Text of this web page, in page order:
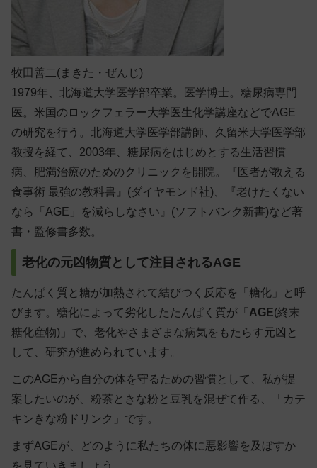
牧田善二(まきた・ぜんじ)
1979年、北海道大学医学部卒業。医学博士。糖尿病専門
医。米国のロックフェラー大学医生化学講座などでAGE
の研究を行う。北海道大学医学部講師、久留米大学医学部
教授を経て、2003年、糖尿病をはじめとする生活習慣
病、肥満治療のためのクリニックを開院。『医者が教える
食事術 最強の教科書』(ダイヤモンド社)、『老けたくない
なら「AGE」を減らしなさい』(ソフトバンク新書)など著
書・監修書多数。
老化の元凶物質として注目されるAGE
たんぱく質と糖が加熱されて結びつく反応を「糖化」と呼
びます。糖化によって劣化したたんぱく質が「 AGE(終末
糖化産物)」で、老化やさまざまな病気をもたらす元凶と
して、研究が進められています。
このAGEから自分の体を守るための習慣として、私が提
案したいのが、粉茶ときな粉と豆乳を混ぜて作る、「 カテ
キンきな粉ドリンク 」です。
まずAGEが、どのように私たちの体に悪影響を及ぼすか
を見ていきましょう。